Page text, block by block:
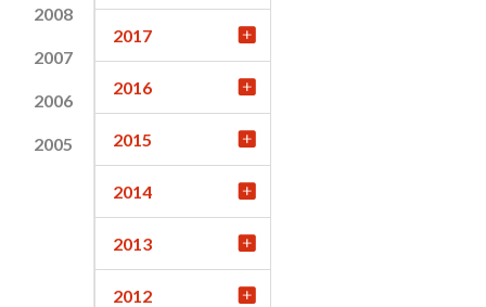
2008
2007
2006
2005
2017
2016
2015
2014
2013
2012